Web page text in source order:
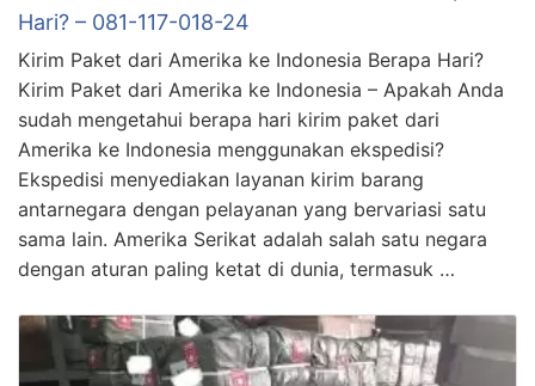
Hari? – 081-117-018-24
Kirim Paket dari Amerika ke Indonesia Berapa Hari?
Kirim Paket dari Amerika ke Indonesia – Apakah Anda
sudah mengetahui berapa hari kirim paket dari
Amerika ke Indonesia menggunakan ekspedisi?
Ekspedisi menyediakan layanan kirim barang
antarnegara dengan pelayanan yang bervariasi satu
sama lain. Amerika Serikat adalah salah satu negara
dengan aturan paling ketat di dunia, termasuk …